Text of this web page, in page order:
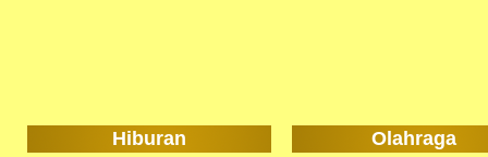
Hiburan Olahraga